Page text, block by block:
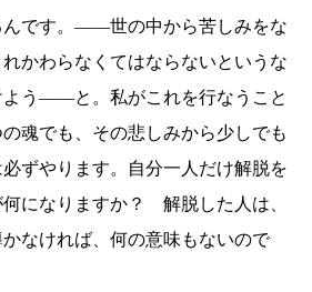
んです。――世の中から苦しみをな
かわらなくてはならないというな
よう――と。私がこれを行なうこと
魂でも、その悲しみから少しでも
ずやります。自分一人だけ解脱を
になりますか？ 解脱した人は、
なければ、何の意味もないので